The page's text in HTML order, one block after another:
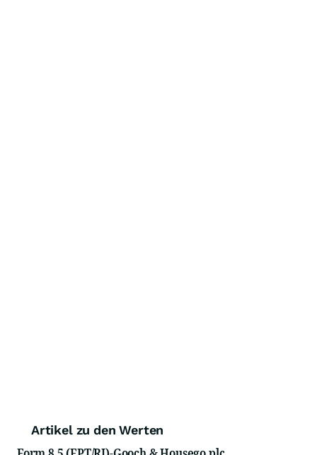
Artikel zu den Werten